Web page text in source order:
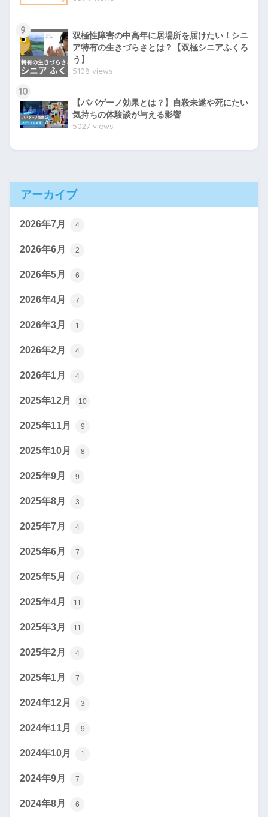
9
双極性障害の中高年に居場所を届けたい！シニ
ア特有の生きづらさとは？【双極シニアふくろ
う】
5108 views
10
【パパゲーノ効果とは？】自殺未遂や死にたい
気持ちの体験談が与える影響
5027 views
アーカイブ
2026年7月 4
2026年6月 2
2026年5月 6
2026年4月 7
2026年3月 1
2026年2月 4
2026年1月 4
2025年12月 10
2025年11月 9
2025年10月 8
2025年9月 9
2025年8月 3
2025年7月 4
2025年6月 7
2025年5月 7
2025年4月 11
2025年3月 11
2025年2月 4
2025年1月 7
2024年12月 3
2024年11月 9
2024年10月 1
2024年9月 7
2024年8月 6